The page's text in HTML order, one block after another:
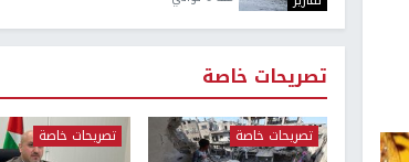
تصريحات خاصة
تصريحات خاصة تصريحات خاصة